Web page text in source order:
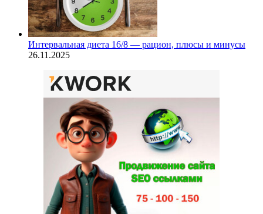
Интервальная диета 16/8 — рацион, плюсы и минусы
26.11.2025